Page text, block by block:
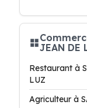
JEAN DE
Restaurant à
LUZ
Agriculteur à